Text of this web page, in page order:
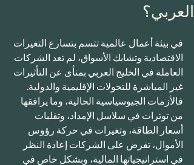
العربي؟
في بيئة أعمال عالمية تتسم بتسارع التغيرات
الاقتصادية وتشابك الأسواق، لم تعد الشركات
العاملة في الخليج العربي بمنأى عن التأثيرات
غير المباشرة للتحولات الإقليمية والدولية.
فالأزمات الجيوسياسية الحالية، وما يرافقها
من توترات في سلاسل الإمداد، وتقلبات
أسعار الطاقة، وتغيرات في حركة رؤوس
الأموال، تفرض على الشركات إعادة النظر
في استراتيجياتها المالية، وبشكل خاص في